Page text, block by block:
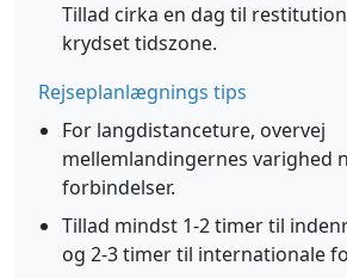
Tillad cirka en dag til
krydset tidszone.
Rejseplanlægnings tips
For langdistanceture, overvej
mellemlandingernes varighed
forbindelser.
Tillad mindst 1-2 timer til
og 2-3 timer til internationale